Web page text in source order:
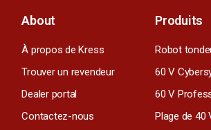
About
À propos de Kress
Trouver un revendeur
Dealer portal
Contactez-nous
Produits
Robot
60 V
60 V
Plage de 40